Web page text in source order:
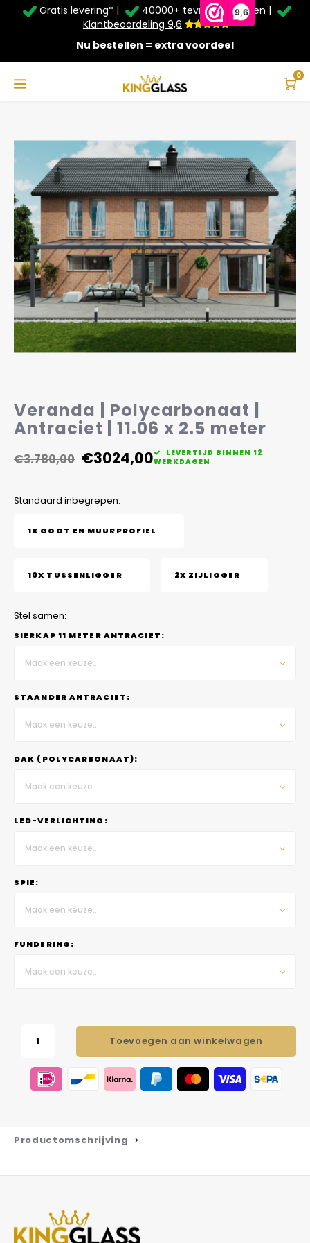
9,6
Service & Contact
Bezorging
Afhalen
Montage
Betaalmethoden
Garantie
Veelgestelde vragen
Taal
Gratis levering* |
40000+ tevreden klanten |
Klantbeoordeling 9,6
Nu bestellen = extra voordeel
0
Zomer Deals: Tot 20% kortingop schuifwanden en
veranda's +€20extra kassa korting*
Veranda | Polycarbonaat | Antraciet | 11.06 x 2.5 meter
Veranda | Polycarbonaat |
Antraciet | 11.06 x 2.5 meter
€3.780,00 €3024,00
LEVERTIJD BINNEN 12
WERKDAGEN
Standaard inbegrepen:
1X GOOT EN MUURPROFIEL
10X TUSSENLIGGER 2X ZIJLIGGER
Stel samen:
SIERKAP 11 METER ANTRACIET:
Maak een keuze...
STAANDER ANTRACIET:
Maak een keuze...
DAK (POLYCARBONAAT):
Maak een keuze...
LED-VERLICHTING:
Maak een keuze...
SPIE:
Maak een keuze...
FUNDERING:
Maak een keuze...
Toevoegen aan winkelwagen
Productomschrijving